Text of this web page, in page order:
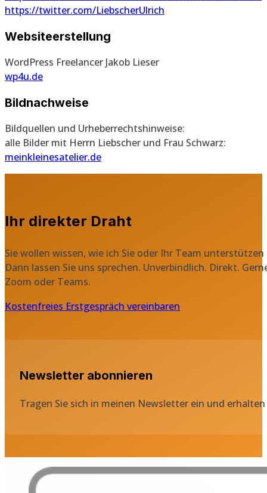
https://twitter.com/LiebscherUlrich
Websiteerstellung
WordPress Freelancer Jakob Lieser
wp4u.de
Bildnachweise
Bildquellen und Urheberrechtshinweise:
alle Bilder mit Herrn Liebscher und Frau Schwarz:
meinkleinesatelier.de
Ihr direkter Draht
Sie wollen wissen, wie ich Sie oder Ihr Team unterstützen
Dann lassen Sie uns sprechen. Unverbindlich. Direkt.
Zoom oder Teams.
Kostenfreies Erstgespräch vereinbaren
Newsletter abonnieren
Tragen Sie sich in meinen Newsletter ein und